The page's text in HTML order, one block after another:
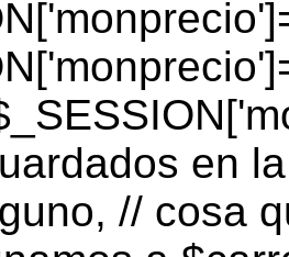
en
// cosa